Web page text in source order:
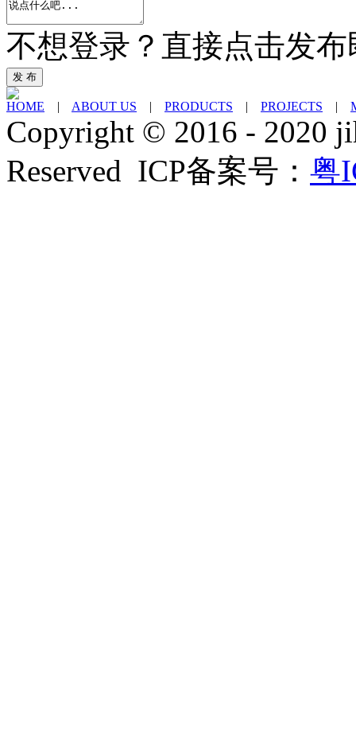
不想登录？直接点击发
发 布
HOME | ABOUT US | PRODUCTS | PROJECTS |
Copyright © 2016 - 2020
Reserved ICP备案号： 粤